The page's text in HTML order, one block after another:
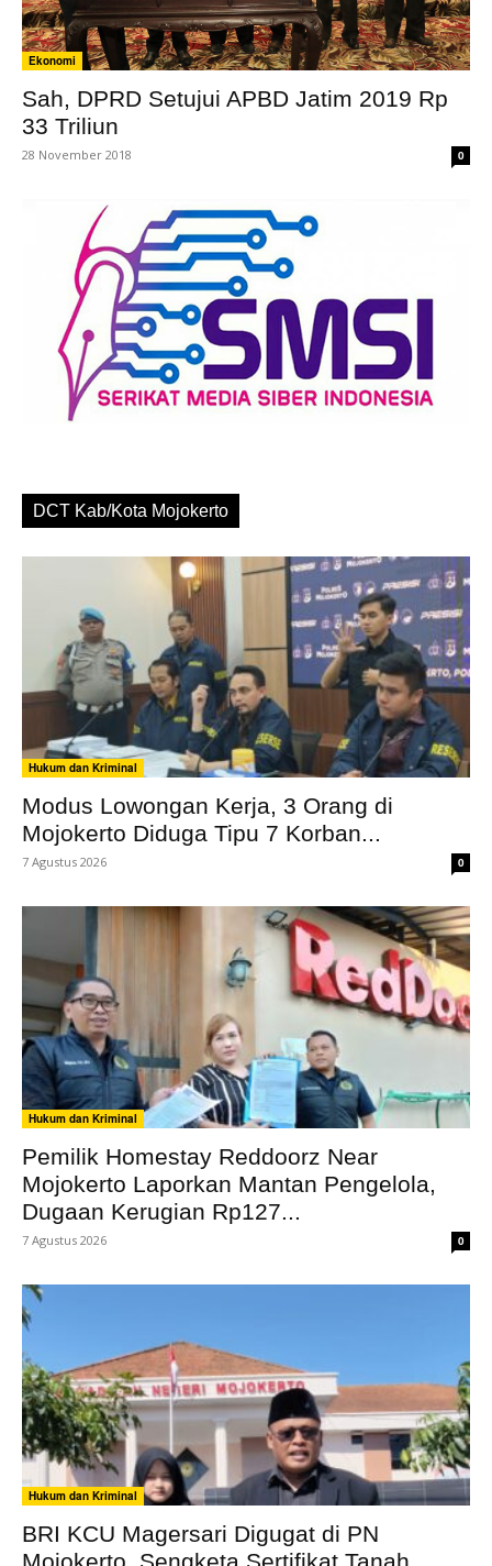
Ekonomi
Sah, DPRD Setujui APBD Jatim 2019 Rp
33 Triliun
28 November 2018 0
DCT Kab/Kota Mojokerto
Hukum dan Kriminal
Modus Lowongan Kerja, 3 Orang di
Mojokerto Diduga Tipu 7 Korban...
7 Agustus 2026 0
Hukum dan Kriminal
Pemilik Homestay Reddoorz Near
Mojokerto Laporkan Mantan Pengelola,
Dugaan Kerugian Rp127...
7 Agustus 2026 0
Hukum dan Kriminal
BRI KCU Magersari Digugat di PN